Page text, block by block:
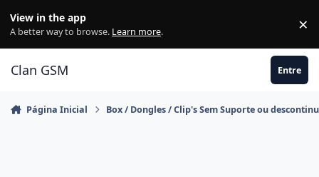
View in the app
A better way to browse. Learn more. ×
Clan GSM Entre
Página Inicial Box / Dongles / Clip's Sem Suporte ou